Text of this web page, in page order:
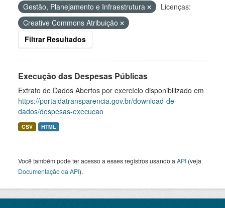
Gestão, Planejamento e Infraestrutura
Licenças:
Creative Commons Atribuição
Filtrar Resultados
Execução das Despesas Públicas
Extrato de Dados Abertos por exercício disponibilizado em
https://portaldatransparencia.gov.br/download-de-
dados/despesas-execucao
CSV HTML
Você também pode ter acesso a esses registros usando a API (veja
Documentação da API).